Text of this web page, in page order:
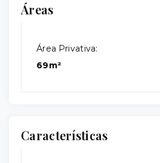
Áreas
Área Privativa:
69m²
Características